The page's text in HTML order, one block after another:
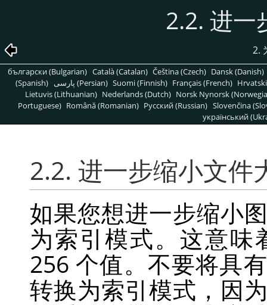
2.2. 进一
2.
български (Bulgarian) Català (Catalan) Čeština (Czech) Dansk (Danish)
(Spanish)
پارسی (Persian) Suomi (Finnish) Français (French)
Lietuvis (Lithuanian) Nederlands (Dutch) Norsk Nynorsk
Portuguese) Română (Romanian) Pусский (Russian) Slovenčina
український
2.2. 进一步缩小文件
如果您想进一步缩小
为索引模式。这意味
256 个值。不要将具
转换为索引模式，因